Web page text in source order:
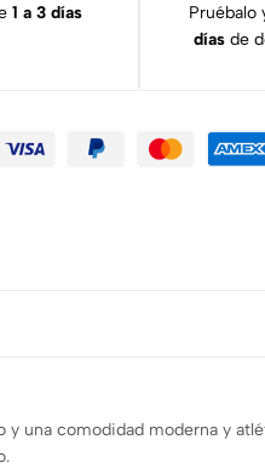
1 a 3 días
Pruébalo
díasde
una comodidad moderna y